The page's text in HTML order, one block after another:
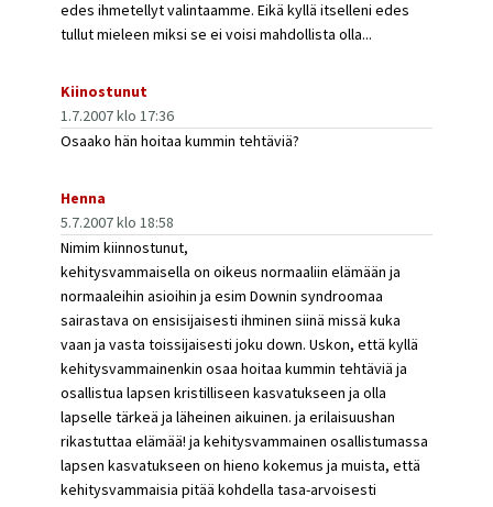
edes ihmetellyt valintaamme. Eikä kyllä itselleni edes
tullut mieleen miksi se ei voisi mahdollista olla...
Kiinostunut
1.7.2007 klo 17:36
Osaako hän hoitaa kummin tehtäviä?
Henna
5.7.2007 klo 18:58
Nimim kiinnostunut,
kehitysvammaisella on oikeus normaaliin elämään ja
normaaleihin asioihin ja esim Downin syndroomaa
sairastava on ensisijaisesti ihminen siinä missä kuka
vaan ja vasta toissijaisesti joku down. Uskon, että kyllä
kehitysvammainenkin osaa hoitaa kummin tehtäviä ja
osallistua lapsen kristilliseen kasvatukseen ja olla
lapselle tärkeä ja läheinen aikuinen. ja erilaisuushan
rikastuttaa elämää! ja kehitysvammainen osallistumassa
lapsen kasvatukseen on hieno kokemus ja muista, että
kehitysvammaisia pitää kohdella tasa-arvoisesti